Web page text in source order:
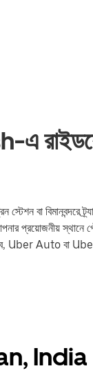
বিমানবন্দরে
স্থানে
Uber Auto বা
India